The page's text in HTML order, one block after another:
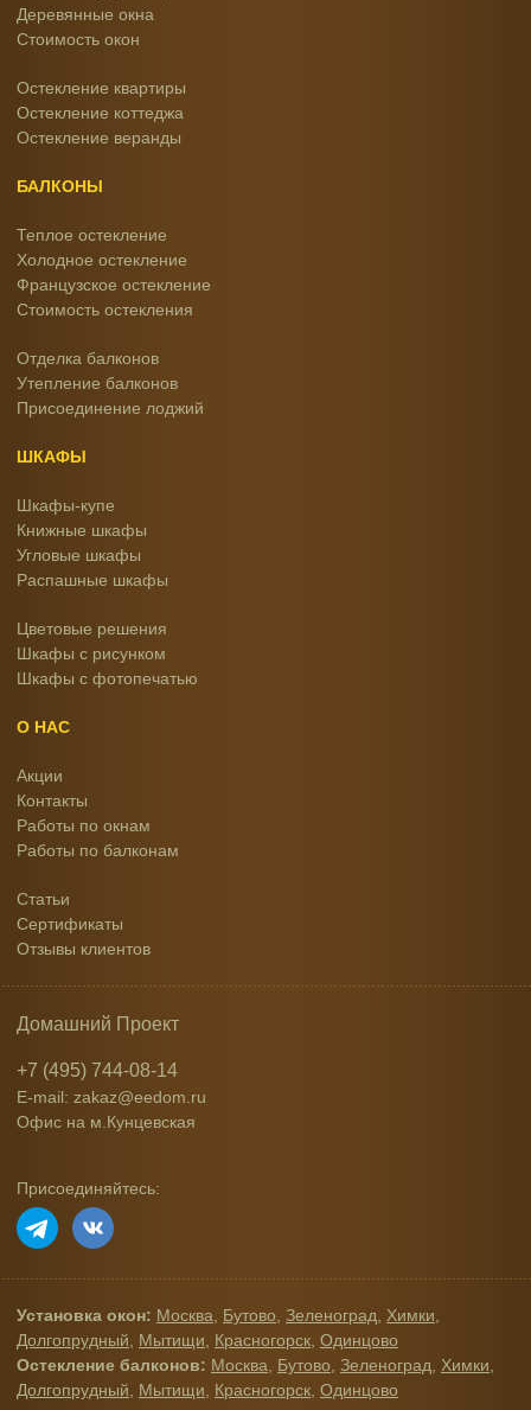
Деревянные окна
Стоимость окон
Остекление квартиры
Остекление коттеджа
Остекление веранды
БАЛКОНЫ
Теплое остекление
Холодное остекление
Французское остекление
Стоимость остекления
Отделка балконов
Утепление балконов
Присоединение лоджий
ШКАФЫ
Шкафы-купе
Книжные шкафы
Угловые шкафы
Распашные шкафы
Цветовые решения
Шкафы с рисунком
Шкафы с фотопечатью
О НАС
Акции
Контакты
Работы по окнам
Работы по балконам
Статьи
Сертификаты
Отзывы клиентов
Домашний Проект
+7 (495) 744-08-14
E-mail: zakaz@eedom.ru
Офис на м.Кунцевская
Присоединяйтесь:
Установка окон: Москва Бутово Зеленоград Химки
Долгопрудный
Мытищи Красногорск Одинцово
Остекление балконов: Москва Бутово Зеленоград Химки
Долгопрудный
Мытищи Красногорск Одинцово